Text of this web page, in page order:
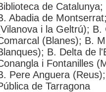
de
Abadia de
i la Geltrú);
(Blanes); B.
B. Delta de
i Fontanilles
Pere Anguera
de Tarragona